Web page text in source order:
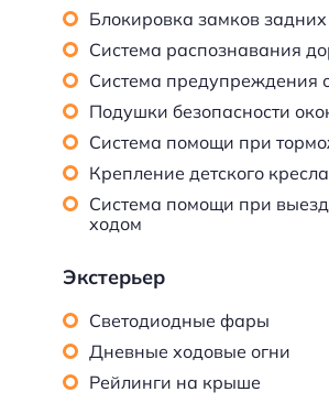
Блокировка замков
Система распознавания
Система предупреждения
Подушки безопасности
Система помощи при
Крепление детского
Система помощи при
ходом
Экстерьер
Светодиодные фары
Дневные ходовые огни
Рейлинги на крыше